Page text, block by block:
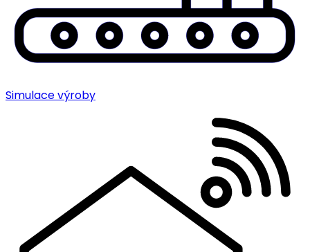
Simulace výroby